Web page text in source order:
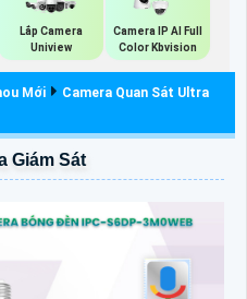
Lắp Camera
Uniview
Camera IP AI Full
Color Kbvision
Mới
Camera Quan Sát Ultra
Giám Sát